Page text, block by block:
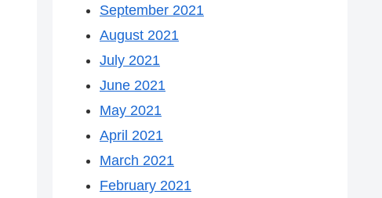
September 2021
August 2021
July 2021
June 2021
May 2021
April 2021
March 2021
February 2021